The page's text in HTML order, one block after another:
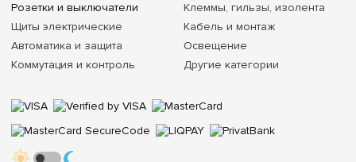
Розетки и выключатели
Щиты электрические
Автоматика и защита
Коммутация и контроль
Клеммы, гильзы, изолента
Кабель и монтаж
Освещение
Другие категории